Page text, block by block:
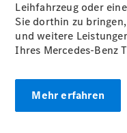
Junge
Leihfahrzeug oder
Sie dorthin zu
und weitere
Ihres Mercedes-Benz
Mehr erfahren